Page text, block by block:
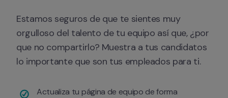
Estamos seguros de que te sientes muy
orgulloso del talento de tu equipo así que, ¿por
que no compartirlo? Muestra a tus candidatos
lo importante que son tus empleados para ti.
Actualiza tu página de equipo de forma